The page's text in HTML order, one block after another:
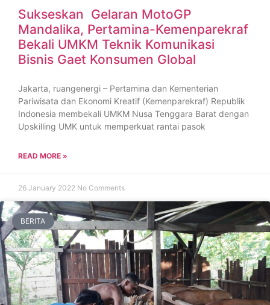
Sukseskan Gelaran MotoGP
Mandalika, Pertamina-Kemenparekraf
Bekali UMKM Teknik Komunikasi
Bisnis Gaet Konsumen Global
Jakarta, ruangenergi – Pertamina dan Kementerian
Pariwisata dan Ekonomi Kreatif (Kemenparekraf) Republik
Indonesia membekali UMKM Nusa Tenggara Barat dengan
Upskilling UMK untuk memperkuat rantai pasok
READ MORE »
26 January 2022 No Comments
BERITA